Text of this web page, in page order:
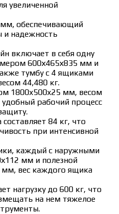
увеличенной
мм, обеспечивающий
и надежность
включает в себя одну
600х465х835 мм и
тумбу с 4 ящиками
44,480 кг.
1800x500x25 мм, весом
удобный рабочий процесс
84 кг, что
при интенсивной
каждый с наружными
мм и полезной
вес каждого ящика
нагрузку до 600 кг, что
на нем тяжелое